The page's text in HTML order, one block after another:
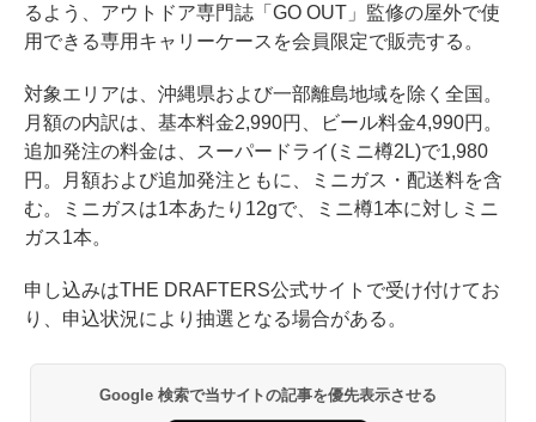
るよう、アウトドア専門誌「GO OUT」監修の屋外で使
用できる専用キャリーケースを会員限定で販売する。
対象エリアは、沖縄県および一部離島地域を除く全国。
月額の内訳は、基本料金2,990円、ビール料金4,990円。
追加発注の料金は、スーパードライ(ミニ樽2L)で1,980
円。月額および追加発注ともに、ミニガス・配送料を含
む。ミニガスは1本あたり12gで、ミニ樽1本に対しミニ
ガス1本。
申し込みはTHE DRAFTERS公式サイトで受け付けてお
り、申込状況により抽選となる場合がある。
Google 検索で当サイトの記事を優先表示させる